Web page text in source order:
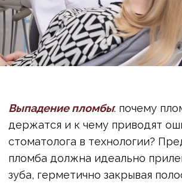
1. Неполная очистка кариозной полости: Если
врач стоматолог не до конца удалил все
пораженные ткани, в зубе остаются
бактерии. Они продолжают активно
размножаться и разрушать ткани зуба
изнутри, под, казалось бы, здоровой пломбой.
плохого качества приводит к тому, что они не
способны герметично закрыть полость и
плотно прилегать к зубной поверхности. В
таких микрощелях легко скапливаются
кариеса.